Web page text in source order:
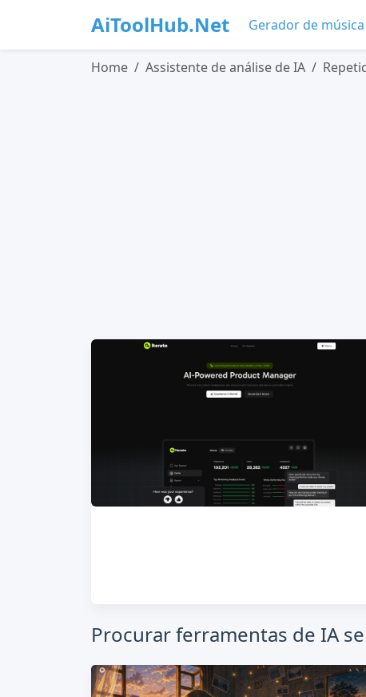
AiToolHub.Net Gerador de
Home Assistente de análise de IA
Procurar ferramentas de IA